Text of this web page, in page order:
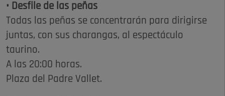
• Desfile de las peñas
Todas las peñas se concentrarán para dirigirse
juntas, con sus charangas, al espectáculo
taurino.
A las 20:00 horas.
Plaza del Padre Vallet.